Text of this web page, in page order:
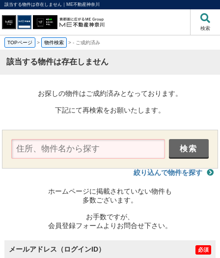
該当する物件は存在しません｜ME不動産神奈川
検索
TOPページ > 物件検索 >- ご成約済み
該当する物件は存在しません
お探しの物件はご成約済みとなっております。
下記にて再検索をお願いたします。
絞り込んで物件を探す
ホームページに掲載されていない物件も
多数ございます。
お手数ですが、
会員登録フォームよりお問合せ下さい。
メールアドレス（ログインID） 必須